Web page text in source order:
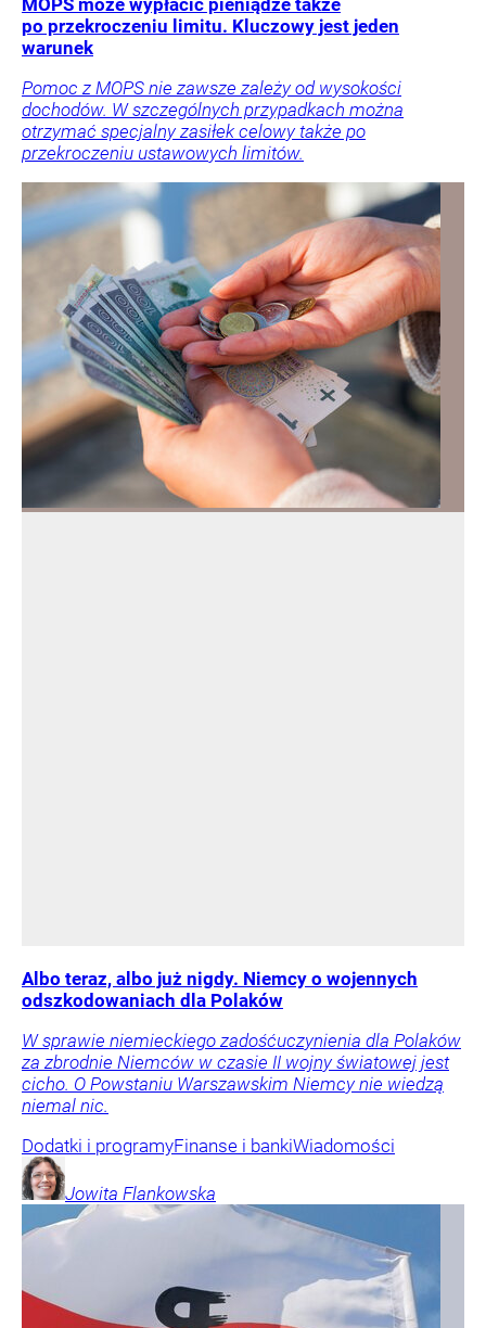
MOPS może wypłacić pieniądze także
po przekroczeniu limitu. Kluczowy jest jeden
warunek
Pomoc z MOPS nie zawsze zależy od wysokości
dochodów. W szczególnych przypadkach można
otrzymać specjalny zasiłek celowy także po
przekroczeniu ustawowych limitów.
Albo teraz, albo już nigdy. Niemcy o wojennych
odszkodowaniach dla Polaków
W sprawie niemieckiego zadośćuczynienia dla Polaków
za zbrodnie Niemców w czasie II wojny światowej jest
cicho. O Powstaniu Warszawskim Niemcy nie wiedzą
niemal nic.
Dodatki i programyFinanse i bankiWiadomości
Jowita Flankowska